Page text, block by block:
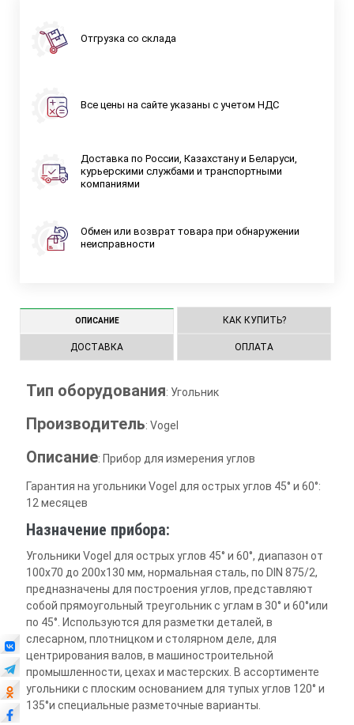
Отгрузка со склада
Все цены на сайте указаны с учетом НДС
Доставка по России, Казахстану и Беларуси,
курьерскими службами и транспортными
компаниями
Обмен или возврат товара при обнаружении
неисправности
ОПИСАНИЕ КАК КУПИТЬ?
ДОСТАВКА ОПЛАТА
Тип оборудования: Угольник
Производитель: Vogel
Описание: Прибор для измерения углов
Гарантия на угольники Vogel для острых углов 45° и 60°:
12 месяцев
Назначение прибора:
Угольники Vogel для острых углов 45° и 60°, диапазон от
100х70 до 200х130 мм, нормальная сталь, по DIN 875/2,
предназначены для построения углов, представляют
собой прямоугольный треугольник с углам в 30° и 60°или
по 45°. Используются для разметки деталей, в
слесарном, плотницком и столярном деле, для
центрирования валов, в машиностроительной
промышленности, цехах и мастерских. В ассортименте
угольники с плоским основанием для тупых углов 120° и
135°и специальные разметочные варианты.